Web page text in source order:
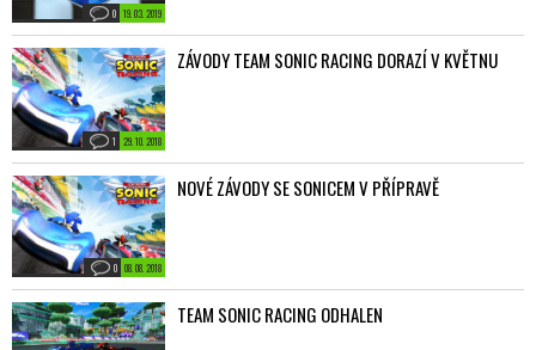
19. 03. 2019
0
29. 10. 2018
1
ZÁVODY TEAM SONIC RACING DORAZÍ V KVĚTNU
08. 08. 2018
0
NOVÉ ZÁVODY SE SONICEM V PŘÍPRAVĚ
TEAM SONIC RACING ODHALEN